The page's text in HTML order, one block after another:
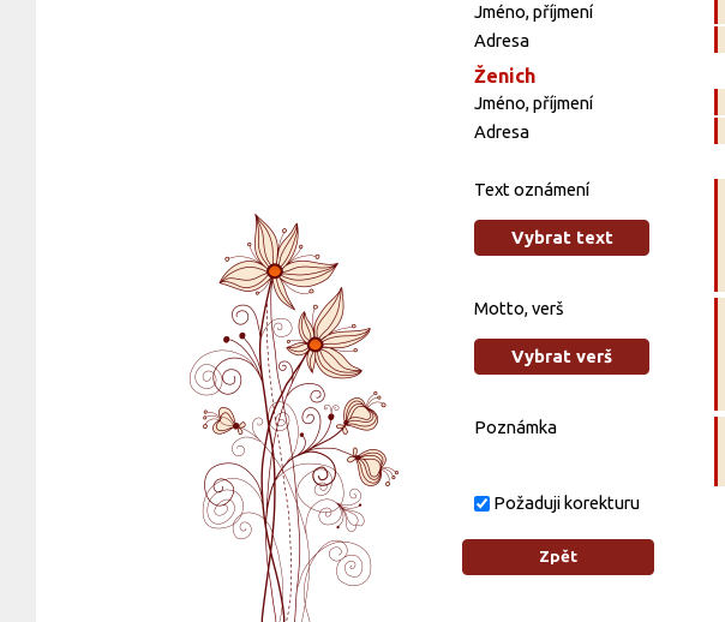
Jméno, příjmení
Adresa
Ženich
Jméno, příjmení
Adresa
Text oznámení
Vybrat text
Motto, verš
Vybrat verš
Poznámka
Požaduji korekturu